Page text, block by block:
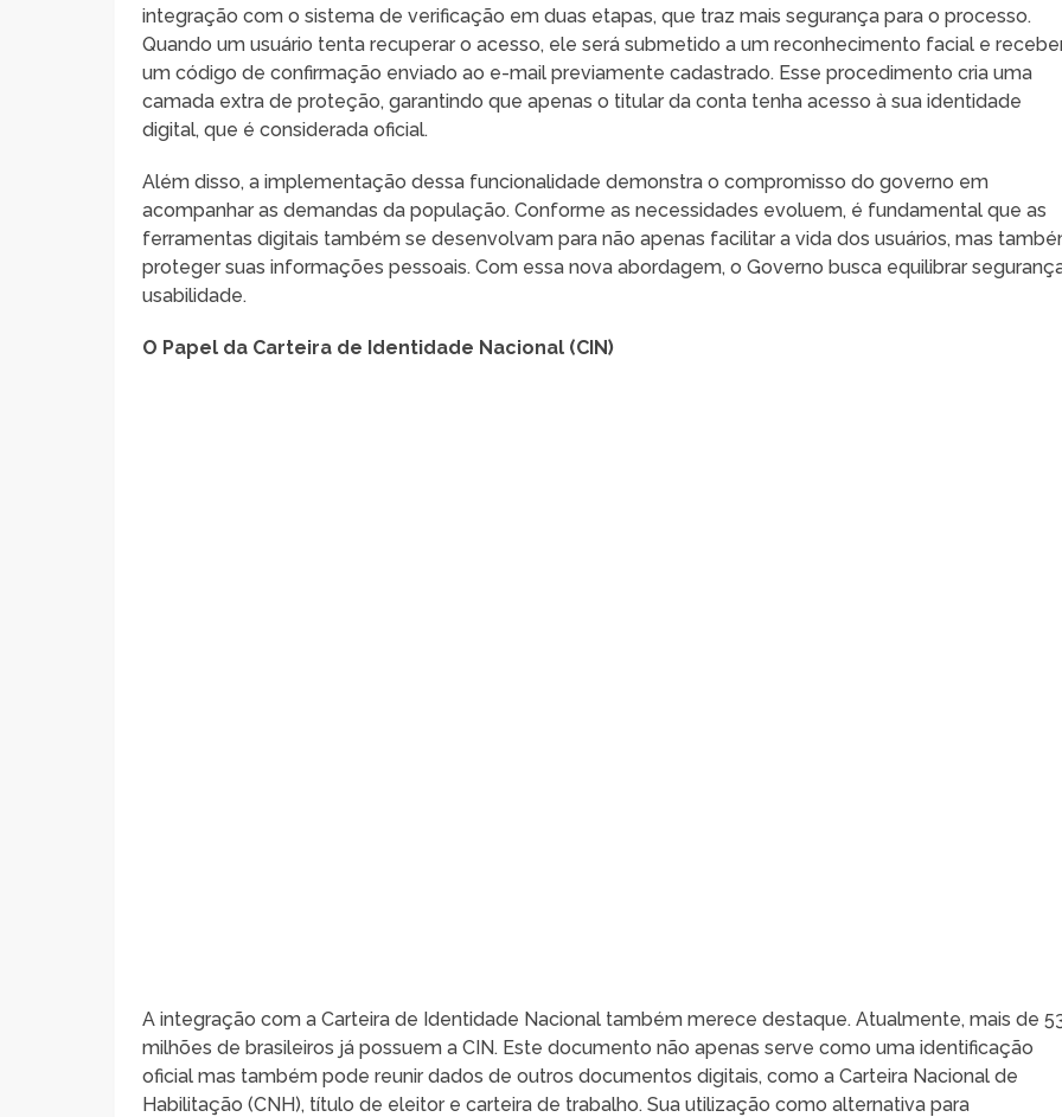
integração com o sistema de verificação em duas etapas, que traz mais segurança para o processo.
Quando um usuário tenta recuperar o acesso, ele será submetido a um reconhecimento facial e
um código de confirmação enviado ao e-mail previamente cadastrado. Esse procedimento cria uma
camada extra de proteção, garantindo que apenas o titular da conta tenha acesso à sua identidade
digital, que é considerada oficial.
Além disso, a implementação dessa funcionalidade demonstra o compromisso do governo em
acompanhar as demandas da população. Conforme as necessidades evoluem, é fundamental que as
ferramentas digitais também se desenvolvam para não apenas facilitar a vida dos usuários, mas
proteger suas informações pessoais. Com essa nova abordagem, o Governo busca equilibrar
usabilidade.
O Papel da Carteira de Identidade Nacional (CIN)
A integração com a Carteira de Identidade Nacional também merece destaque. Atualmente, mais de
milhões de brasileiros já possuem a CIN. Este documento não apenas serve como uma identificação
oficial mas também pode reunir dados de outros documentos digitais, como a Carteira Nacional de
Habilitação (CNH), título de eleitor e carteira de trabalho. Sua utilização como alternativa para